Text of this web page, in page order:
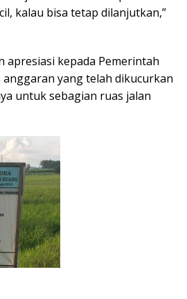
kalau bisa tetap dilanjutkan,”
apresiasi kepada Pemerintah
yang telah dikucurkan
untuk sebagian ruas jalan